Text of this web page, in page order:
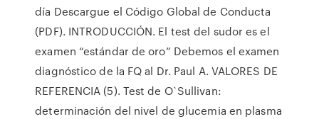
día Descargue el Código Global de Conducta
(PDF). INTRODUCCIÓN. El test del sudor es el
examen “estándar de oro” Debemos el examen
diagnóstico de la FQ al Dr. Paul A. VALORES DE
REFERENCIA (5). Test de O`Sullivan:
determinación del nivel de glucemia en plasma